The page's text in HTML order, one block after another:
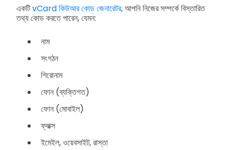
একটিvCard কিউআর কোড জেনারেটর,আপনি নিজের সম্পর্কে বিস্তারিত
তথ্য কোড করতে পারেন, যেমন:
নাম
সংগঠন
শিরোনাম
ফোন (ব্যক্তিগত)
ফোন (মোবাইল)
ফ্যাক্স
ইমেইল, ওয়েবসাইট, রাস্তা